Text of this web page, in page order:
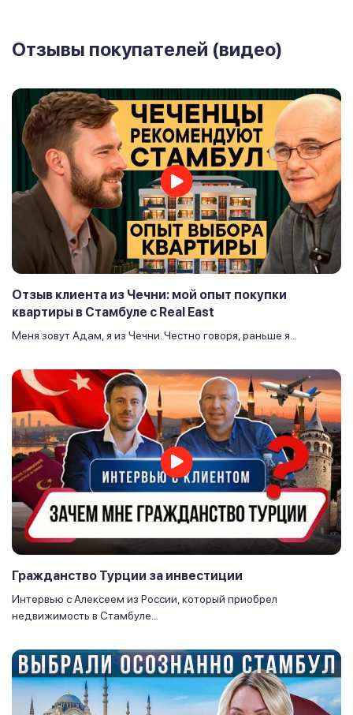
Отзывы покупателей (видео)
Отзыв клиента из Чечни: мой опыт покупки
квартиры в Стамбуле с Real East
Меня зовут Адам, я из Чечни. Честно говоря, раньше я...
Гражданство Турции за инвестиции
Интервью с Алексеем из России, который приобрел
недвижимость в Стамбуле...